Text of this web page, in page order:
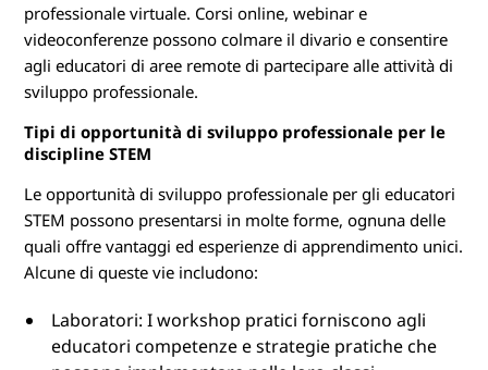
professionale virtuale. Corsi online, webinar e
videoconferenze possono colmare il divario e consentire
agli educatori di aree remote di partecipare alle attività di
sviluppo professionale.
Tipi di opportunità di sviluppo professionale per le
discipline STEM
Le opportunità di sviluppo professionale per gli educatori
STEM possono presentarsi in molte forme, ognuna delle
quali offre vantaggi ed esperienze di apprendimento unici.
Alcune di queste vie includono:
Laboratori: I workshop pratici forniscono agli
educatori competenze e strategie pratiche che